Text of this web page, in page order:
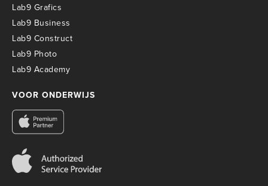
Lab9 Grafics
Lab9 Business
Lab9 Construct
Lab9 Photo
Lab9 Academy
VOOR ONDERWIJS